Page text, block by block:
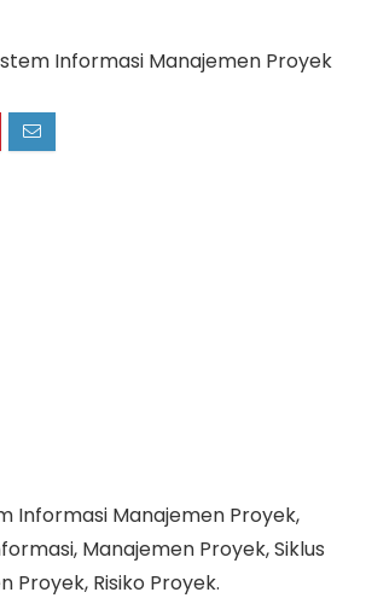
Informasi Manajemen Proyek,
Manajemen Proyek, Siklus
Proyek, Risiko Proyek.